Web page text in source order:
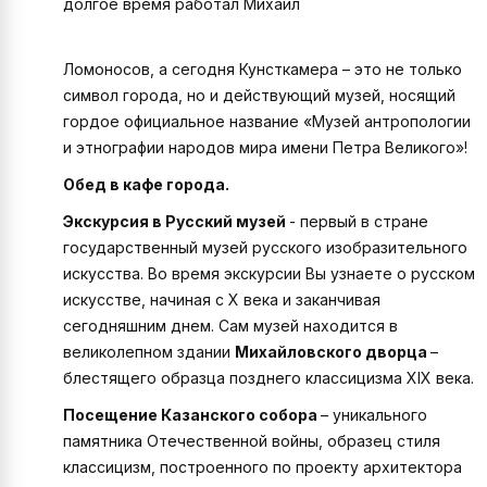
долгое время работал Михаил
Ломоносов, а сегодня Кунсткамера – это не только
символ города, но и действующий музей, носящий
гордое официальное название «Музей антропологии
и этнографии народов мира имени Петра Великого»!
Обед в кафе города.
Экскурсия в Русский музей - первый в стране
государственный музей русского изобразительного
искусства. Во время экскурсии Вы узнаете о русском
искусстве, начиная с X века и заканчивая
сегодняшним днем. Сам музей находится в
великолепном здании Михайловского дворца –
блестящего образца позднего классицизма XIX века.
Посещение Казанского собора – уникального
памятника Отечественной войны, образец стиля
классицизм, построенного по проекту архитектора